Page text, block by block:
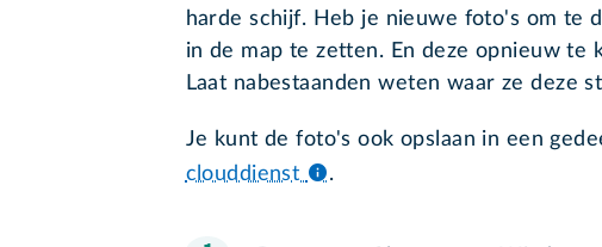
harde schijf. Heb je nieuwe foto's om te
in de map te zetten. En deze opnieuw te
Laat nabestaanden weten waar ze deze
Je kunt de foto's ook opslaan in een
clouddienst
.